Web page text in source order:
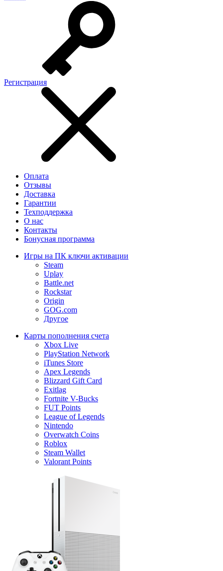
Регистрация
Оплата
Отзывы
Доставка
Гарантии
Техподдержка
О нас
Контакты
Бонусная программа
Игры на ПК ключи активации
Steam
Uplay
Battle.net
Rockstar
Origin
GOG.com
Другое
Карты пополнения счета
Xbox Live
PlayStation Network
iTunes Store
Apex Legends
Blizzard Gift Card
Exitlag
Fortnite V-Bucks
FUT Points
League of Legends
Nintendo
Overwatch Coins
Roblox
Steam Wallet
Valorant Points